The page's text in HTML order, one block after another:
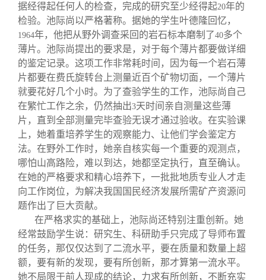
据经得起任何人的检查，完成的研究至少经得起20年的
检验。池际尚以严格著称。据她的学生叶德隆回忆，
1964年，他把从野外调查采回的岩石标本磨制了40多个
薄片。池际尚提出的要求是，对于每个薄片都要做详细
的鉴定记录。这项工作非常耗时间，因为每一个岩石薄
片都要在费氏旋转台上测量近百个矿物切面，一个薄片
就要花好几个小时。为了查验学生的工作，池际尚自己
在繁忙工作之余，仍然抽出3天时间亲自测量这些薄
片，直到全部测量完毕查验无误才通过验收。在实验课
上，她着重培养学生的观察能力、让他们学会鉴定方
法。在野外工作时，她亲自核实每一个重要的观测点，
哪怕山高路险，难以到达，她都坚定执行，直至确认。
在她的严格要求和精心培养下，一批批地质专业人才走
向工作岗位，为解决我国国民经济发展所需矿产资源问
题作出了巨大贡献。
在严格求实的基础上，池际尚还特别注重创新。她
经常鼓励学生说：研究生、科研助手只完成了导师布置
的任务，那仅仅达到了二流水平，要在质量和数量上超
额，要有新的发现，要有所创新，那才算第一流水平。
她不局限于前人现成的结论，力求有所创新，不断充实